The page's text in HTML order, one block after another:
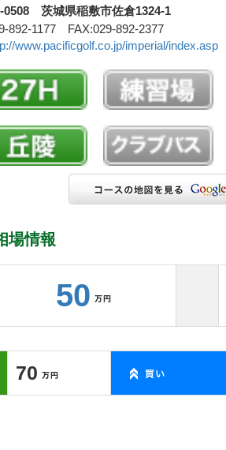
0508 茨城県稲敷市佐倉1324-1
892-1177 FAX:029-892-2377
www.pacificgolf.co.jp/imperial/index.asp
場情報
50
70